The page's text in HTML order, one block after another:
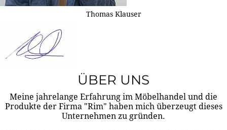
Thomas Klauser
ÜBER UNS
Meine jahrelange Erfahrung im Möbelhandel und die
Produkte der Firma "Rim" haben mich überzeugt dieses
Unternehmen zu gründen.